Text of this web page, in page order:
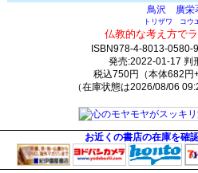
鳥沢 廣栄
トリザワ コウ
仏教的な考え方で
ISBN978-4-8013-0580-
発売:2022-01-17 判
税込750円（本体682円
（在庫状態は2026/08/06
お近くの書店の在庫を確